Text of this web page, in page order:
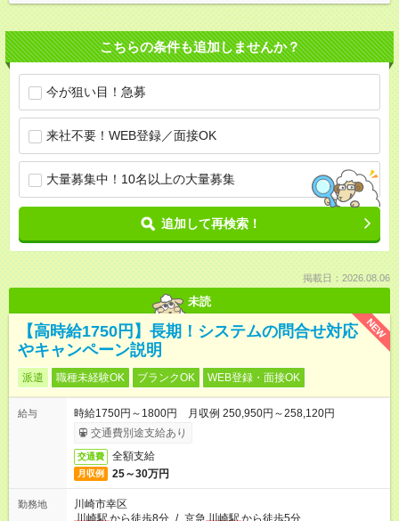
こちらの条件も追加しませんか？
今が狙い目！急募
来社不要！WEB登録／面接OK
大量募集中！10名以上の大量募集
追加して再検索！
掲載日：2026.08.06
未読
NEW
【高時給1750円】長期！システムの問合せ対応
やキャンペーン説明
派遣 職種未経験OK ブランクOK WEB登録・面接OK
給与
時給1750円～1800円 月収例 250,950円～258,120円
交通費別途支給あり
交通費 全額支給
月収例 25～30万円
勤務地
川崎市幸区
川崎駅から徒歩8分 / 京急 川崎駅から徒歩5分